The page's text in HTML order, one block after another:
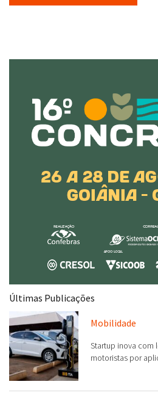
Últimas Publicações
Mobilidade
Startup inova com
motoristas por